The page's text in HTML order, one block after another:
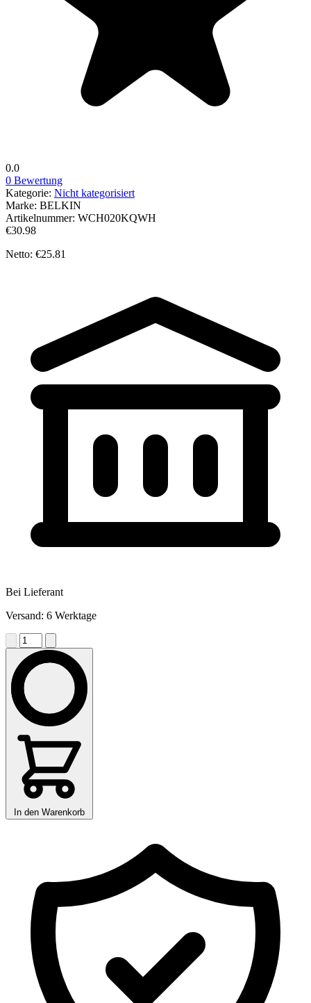
0.0
0 Bewertung
Kategorie: Nicht kategorisiert
Marke: BELKIN
Artikelnummer: WCH020KQWH
€30.98
Netto: €25.81
Bei Lieferant
Versand: 6 Werktage
In den Warenkorb